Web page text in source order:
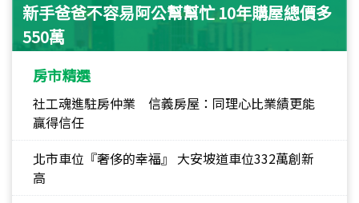
新手爸爸不容易阿公幫幫忙 10年購屋總價多
550萬
房市精選
社工魂進駐房仲業 信義房屋：同理心比業績更能
贏得信任
北市車位『奢侈的幸福』 大安坡道車位332萬創新
高